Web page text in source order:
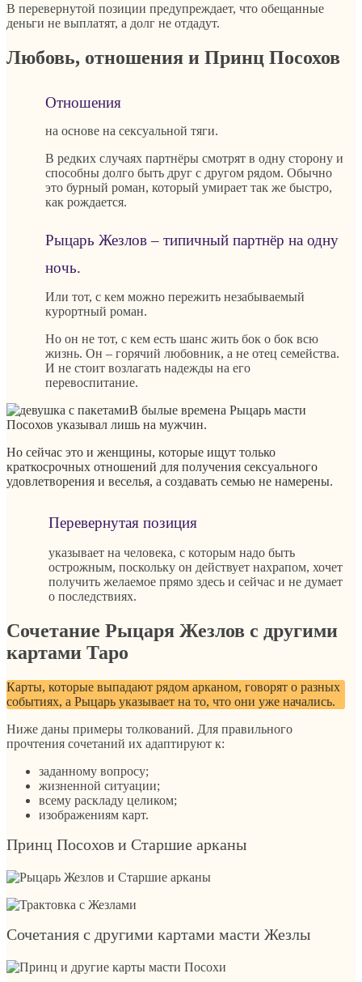
В перевернутой позиции предупреждает, что обещанные
деньги не выплатят, а долг не отдадут.
Любовь, отношения и Принц Посохов
Отношения
на основе на сексуальной тяги.
В редких случаях партнёры смотрят в одну сторону и
способны долго быть друг с другом рядом. Обычно
это бурный роман, который умирает так же быстро,
как рождается.
Рыцарь Жезлов – типичный партнёр на одну
ночь.
Или тот, с кем можно пережить незабываемый
курортный роман.
Но он не тот, с кем есть шанс жить бок о бок всю
жизнь. Он – горячий любовник, а не отец семейства.
И не стоит возлагать надежды на его
перевоспитание.
В былые времена Рыцарь масти
Посохов указывал лишь на мужчин.
Но сейчас это и женщины, которые ищут только
краткосрочных отношений для получения сексуального
удовлетворения и веселья, а создавать семью не намерены.
Перевернутая позиция
указывает на человека, с которым надо быть
острожным, поскольку он действует нахрапом, хочет
получить желаемое прямо здесь и сейчас и не думает
о последствиях.
Сочетание Рыцаря Жезлов с другими
картами Таро
Карты, которые выпадают рядом арканом, говорят о разных
событиях, а Рыцарь указывает на то, что они уже начались.
Ниже даны примеры толкований. Для правильного
прочтения сочетаний их адаптируют к:
заданному вопросу;
жизненной ситуации;
всему раскладу целиком;
изображениям карт.
Принц Посохов и Старшие арканы
Сочетания с другими картами масти Жезлы